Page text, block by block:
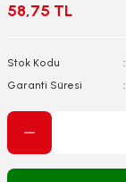
58,75 TL
Stok Kodu
Garanti Süresi